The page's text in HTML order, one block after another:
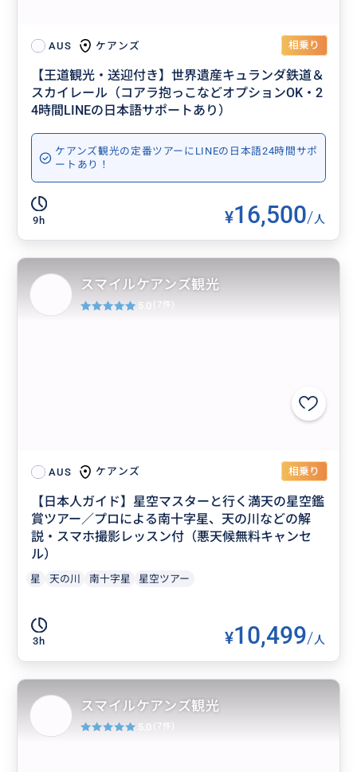
AUS ケアンズ 相乗り
【王道観光・送迎付き】世界遺産キュランダ鉄道＆
スカイレール（コアラ抱っこなどオプションOK・2
4時間LINEの日本語サポートあり）
ケアンズ観光の定番ツアーにLINEの日本語24時間サポ
ートあり！
9h ¥16,500/人
AUS ケアンズ 相乗り
【日本人ガイド】星空マスターと行く満天の星空鑑
賞ツアー／プロによる南十字星、天の川などの解
説・スマホ撮影レッスン付（悪天候無料キャンセ
ル）
星 天の川 南十字星 星空ツアー
3h ¥10,499/人
スマイルケアンズ観光
5.0 (7件)
スマイルケアンズ観光
5.0 (7件)